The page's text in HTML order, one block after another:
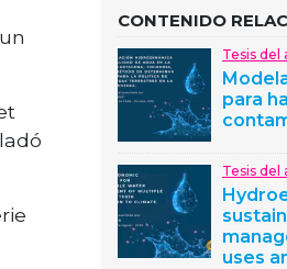
CONTENIDO
Tesis del
para
Tesis del
uses